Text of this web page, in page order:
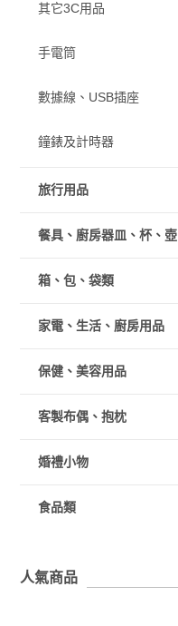
其它3C用品
手電筒
數據線、USB插座
鐘錶及計時器
旅行用品
餐具、廚房器皿、杯、壺
箱、包、袋類
家電、生活、廚房用品
保健、美容用品
客製布偶、抱枕
婚禮小物
食品類
人氣商品